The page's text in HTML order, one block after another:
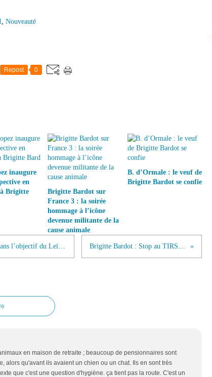
, Nouveauté
Repost 0
inaugure
en
Brigitte
Brigitte Bardot sur
France 3 : la soirée
hommage à l’icône
devenue militante de la
cause animale
B. d’Ormale : le veuf de
Brigitte Bardot se confie
Exposition/Paris : “7 juin 1967, dans l’objectif du Leïca de Jacques Héripret” Brigitte Bardot : Stop au TIRS DES LOUPS !
en maison de retraite ; beaucoup de pensionnaires sont
alors qu'avant ils avaient un chien ou un chat. Ils en sont très
que c'est une question d'hygiène. ça tient pas la route. C'est un